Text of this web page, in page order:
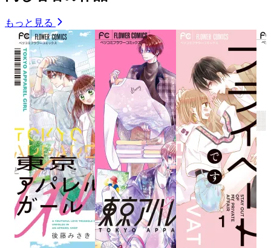
もっと見る